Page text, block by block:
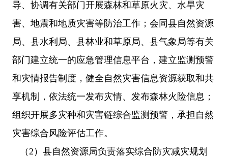
导、协调有关部门开展森林和草原火灾、水旱灾
害、地震和地质灾害等防治工作；会同县自然资源
局、县水利局、县林业和草原局、县气象局等有关
部门建立统一的应急管理信息平台，建立监测预警
和灾情报告制度，健全自然灾害信息资源获取和共
享机制，依法统一发布灾情、发布森林火险信息；
组织开展多灾种和灾害链综合监测预警，承担自然
灾害综合风险评估工作。
（2）县自然资源局负责落实综合防灾减灾规划